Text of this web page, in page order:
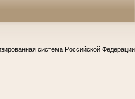
система Российской